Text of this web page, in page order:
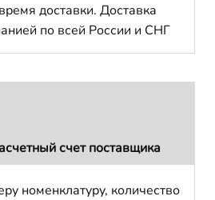
доставки. Доставка
по всей России и СНГ
счет поставщика
номенклатуру, количество